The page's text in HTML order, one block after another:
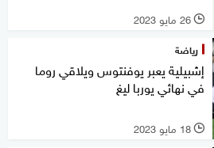
l 26 مايو 2023
رياضة
إشبيلية يعبر يوفنتوس ويلاقي روما
في نهائي يوربا ليغ
l 18 مايو 2023